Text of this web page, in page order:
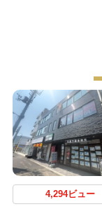
4,294ビュー